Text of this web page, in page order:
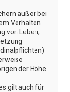
außer bei
Verhalten
von Leben,
der Höhe
gilt auch für